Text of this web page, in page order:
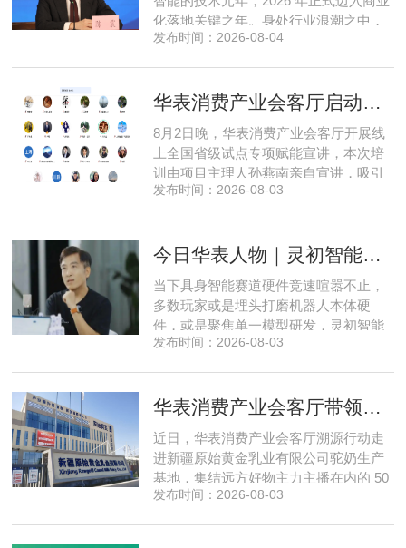
化落地关键之年。身处行业浪潮之中，
享刻智能创始人、CEO 陈震表示，当前
长久，这也是享刻智能自创立之初便坚
创始人、CEO 陈震纵观当前具
发布时间：2026-08-04
华表消费产业会客厅启动全国省级试点招募，首次线上宣讲会圆满举办
8月2日晚，华表消费产业会客厅开展线
上全国省级试点专项赋能宣讲，本次培
训由项目主理人孙燕南亲自宣讲，吸引
了来自贵州、河北、北京、天津、常
间盘活、私域变现、稳现金流搭建、试
现状，深度剖析行业双重发展困境
发布时间：2026-08-03
今日华表人物｜灵初智能CEO王启斌：押注千万级数据解锁具身智能质变
当下具身智能赛道硬件竞速喧嚣不止，
多数玩家或是埋头打磨机器人本体硬
件，或是聚焦单一模型研发，灵初智能
自创立之初便守住初心，以自研操作大
能创始人王启斌，拆解其从创立第一天
数据规模才是决定行业拐点的核心
发布时间：2026-08-03
华表消费产业会客厅带领私域直播团队走进新疆原始黄金乳业，溯源新疆好驼奶
近日，华表消费产业会客厅溯源行动走
进新疆原始黄金乳业有限公司驼奶生产
基地，集结远方好物主力主播在内的 50
位头部私域主播组团深入工厂一线实地
发布时间：2026-08-03